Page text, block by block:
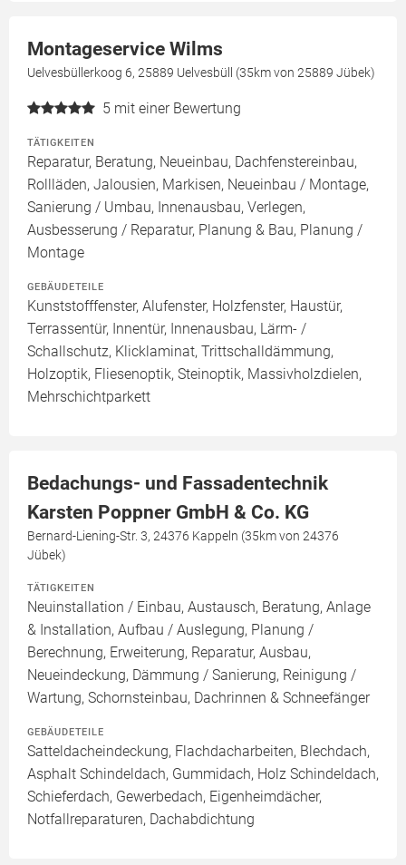
Montageservice Wilms
Uelvesbüllerkoog 6, 25889 Uelvesbüll (35km von 25889 Jübek)
5 mit einer Bewertung
TÄTIGKEITEN
Reparatur, Beratung, Neueinbau, Dachfenstereinbau,
Rollläden, Jalousien, Markisen, Neueinbau / Montage,
Sanierung / Umbau, Innenausbau, Verlegen,
Ausbesserung / Reparatur, Planung & Bau, Planung /
Montage
GEBÄUDETEILE
Kunststofffenster, Alufenster, Holzfenster, Haustür,
Terrassentür, Innentür, Innenausbau, Lärm- /
Schallschutz, Klicklaminat, Trittschalldämmung,
Holzoptik, Fliesenoptik, Steinoptik, Massivholzdielen,
Mehrschichtparkett
Bedachungs- und Fassadentechnik
Karsten Poppner GmbH & Co. KG
Bernard-Liening-Str. 3, 24376 Kappeln (35km von 24376
Jübek)
TÄTIGKEITEN
Neuinstallation / Einbau, Austausch, Beratung, Anlage
& Installation, Aufbau / Auslegung, Planung /
Berechnung, Erweiterung, Reparatur, Ausbau,
Neueindeckung, Dämmung / Sanierung, Reinigung /
Wartung, Schornsteinbau, Dachrinnen & Schneefänger
GEBÄUDETEILE
Satteldacheindeckung, Flachdacharbeiten, Blechdach,
Asphalt Schindeldach, Gummidach, Holz Schindeldach,
Schieferdach, Gewerbedach, Eigenheimdächer,
Notfallreparaturen, Dachabdichtung